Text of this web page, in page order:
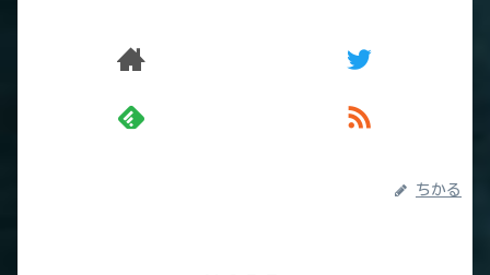
ちかる